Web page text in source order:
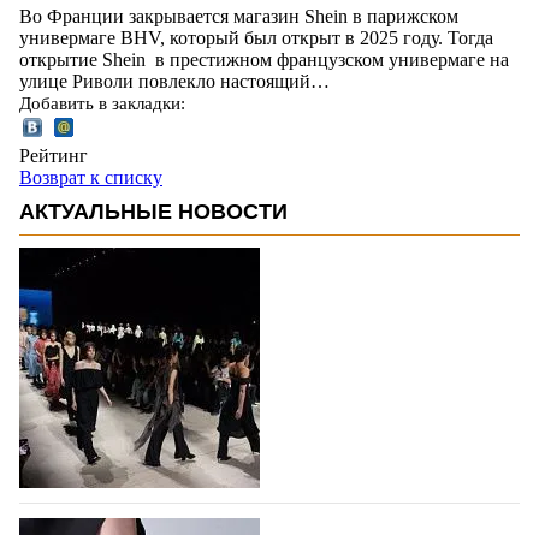
Во Франции закрывается магазин Shein в парижском
универмаге BHV, который был открыт в 2025 году. Тогда
открытие Shein в престижном французском универмаге на
улице Риволи повлекло настоящий…
Добавить в закладки:
Рейтинг
Возврат к списку
АКТУАЛЬНЫЕ НОВОСТИ